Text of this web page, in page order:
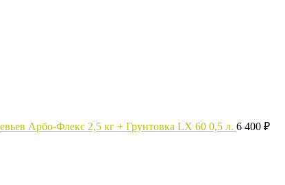
Арбо-Флекс 2,5 кг + Грунтовка LX 60 0,5 л. 6 400 ₽